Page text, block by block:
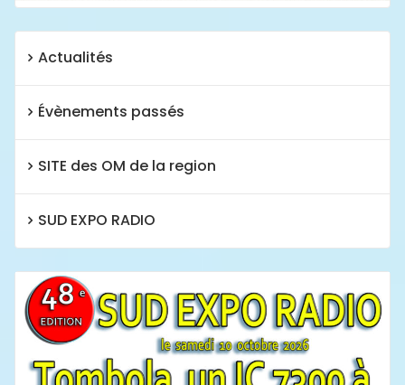
Actualités
Évènements passés
SITE des OM de la region
SUD EXPO RADIO